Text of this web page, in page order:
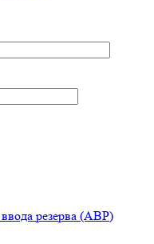
резерва (АВР)